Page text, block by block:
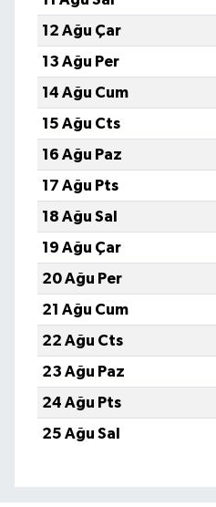
12 Ağu Çar
13 Ağu Per
14 Ağu Cum
15 Ağu Cts
16 Ağu Paz
17 Ağu Pts
18 Ağu Sal
19 Ağu Çar
20 Ağu Per
21 Ağu Cum
22 Ağu Cts
23 Ağu Paz
24 Ağu Pts
25 Ağu Sal